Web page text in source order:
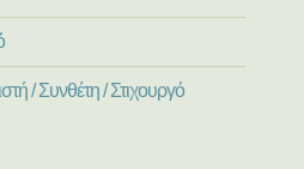
/ Συνθέτη / Στιχουργό